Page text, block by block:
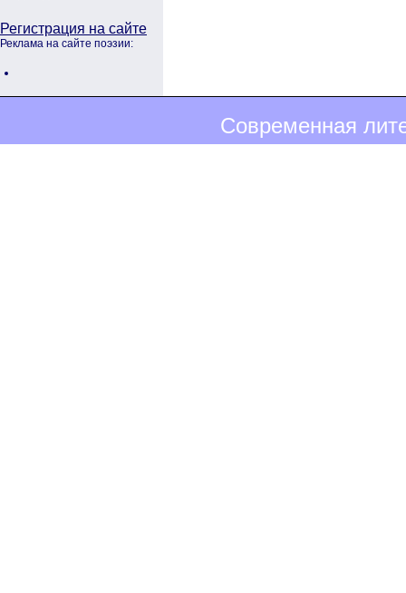
Регистрация на сайте
Реклама на сайте поэзии:
Современная